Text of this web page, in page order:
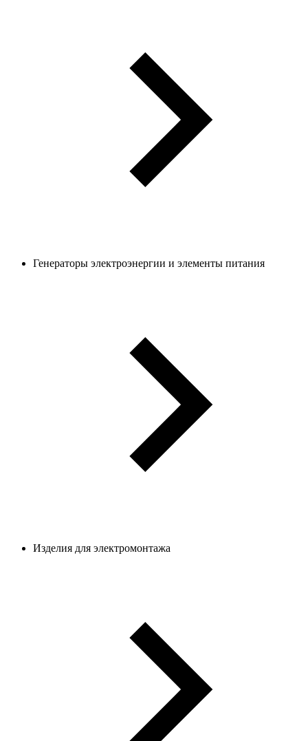
Генераторы электроэнергии и элементы питания
Изделия для электромонтажа